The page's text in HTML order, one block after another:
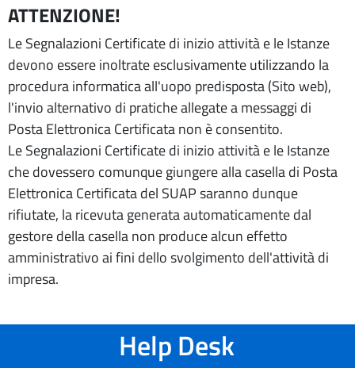
ATTENZIONE!
Le Segnalazioni Certificate di inizio attività e le Istanze
devono essere inoltrate esclusivamente utilizzando la
procedura informatica all'uopo predisposta (Sito web),
l'invio alternativo di pratiche allegate a messaggi di
Posta Elettronica Certificata non è consentito.
Le Segnalazioni Certificate di inizio attività e le Istanze
che dovessero comunque giungere alla casella di Posta
Elettronica Certificata del SUAP saranno dunque
rifiutate, la ricevuta generata automaticamente dal
gestore della casella non produce alcun effetto
amministrativo ai fini dello svolgimento dell'attività di
impresa.
Help Desk